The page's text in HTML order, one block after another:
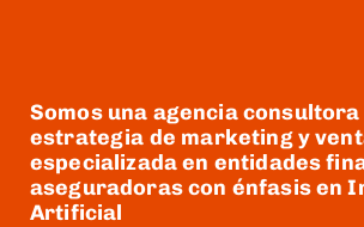
Somos una agencia consultora
estrategia de marketing y
especializada en entidades
aseguradoras con énfasis en
Artificial